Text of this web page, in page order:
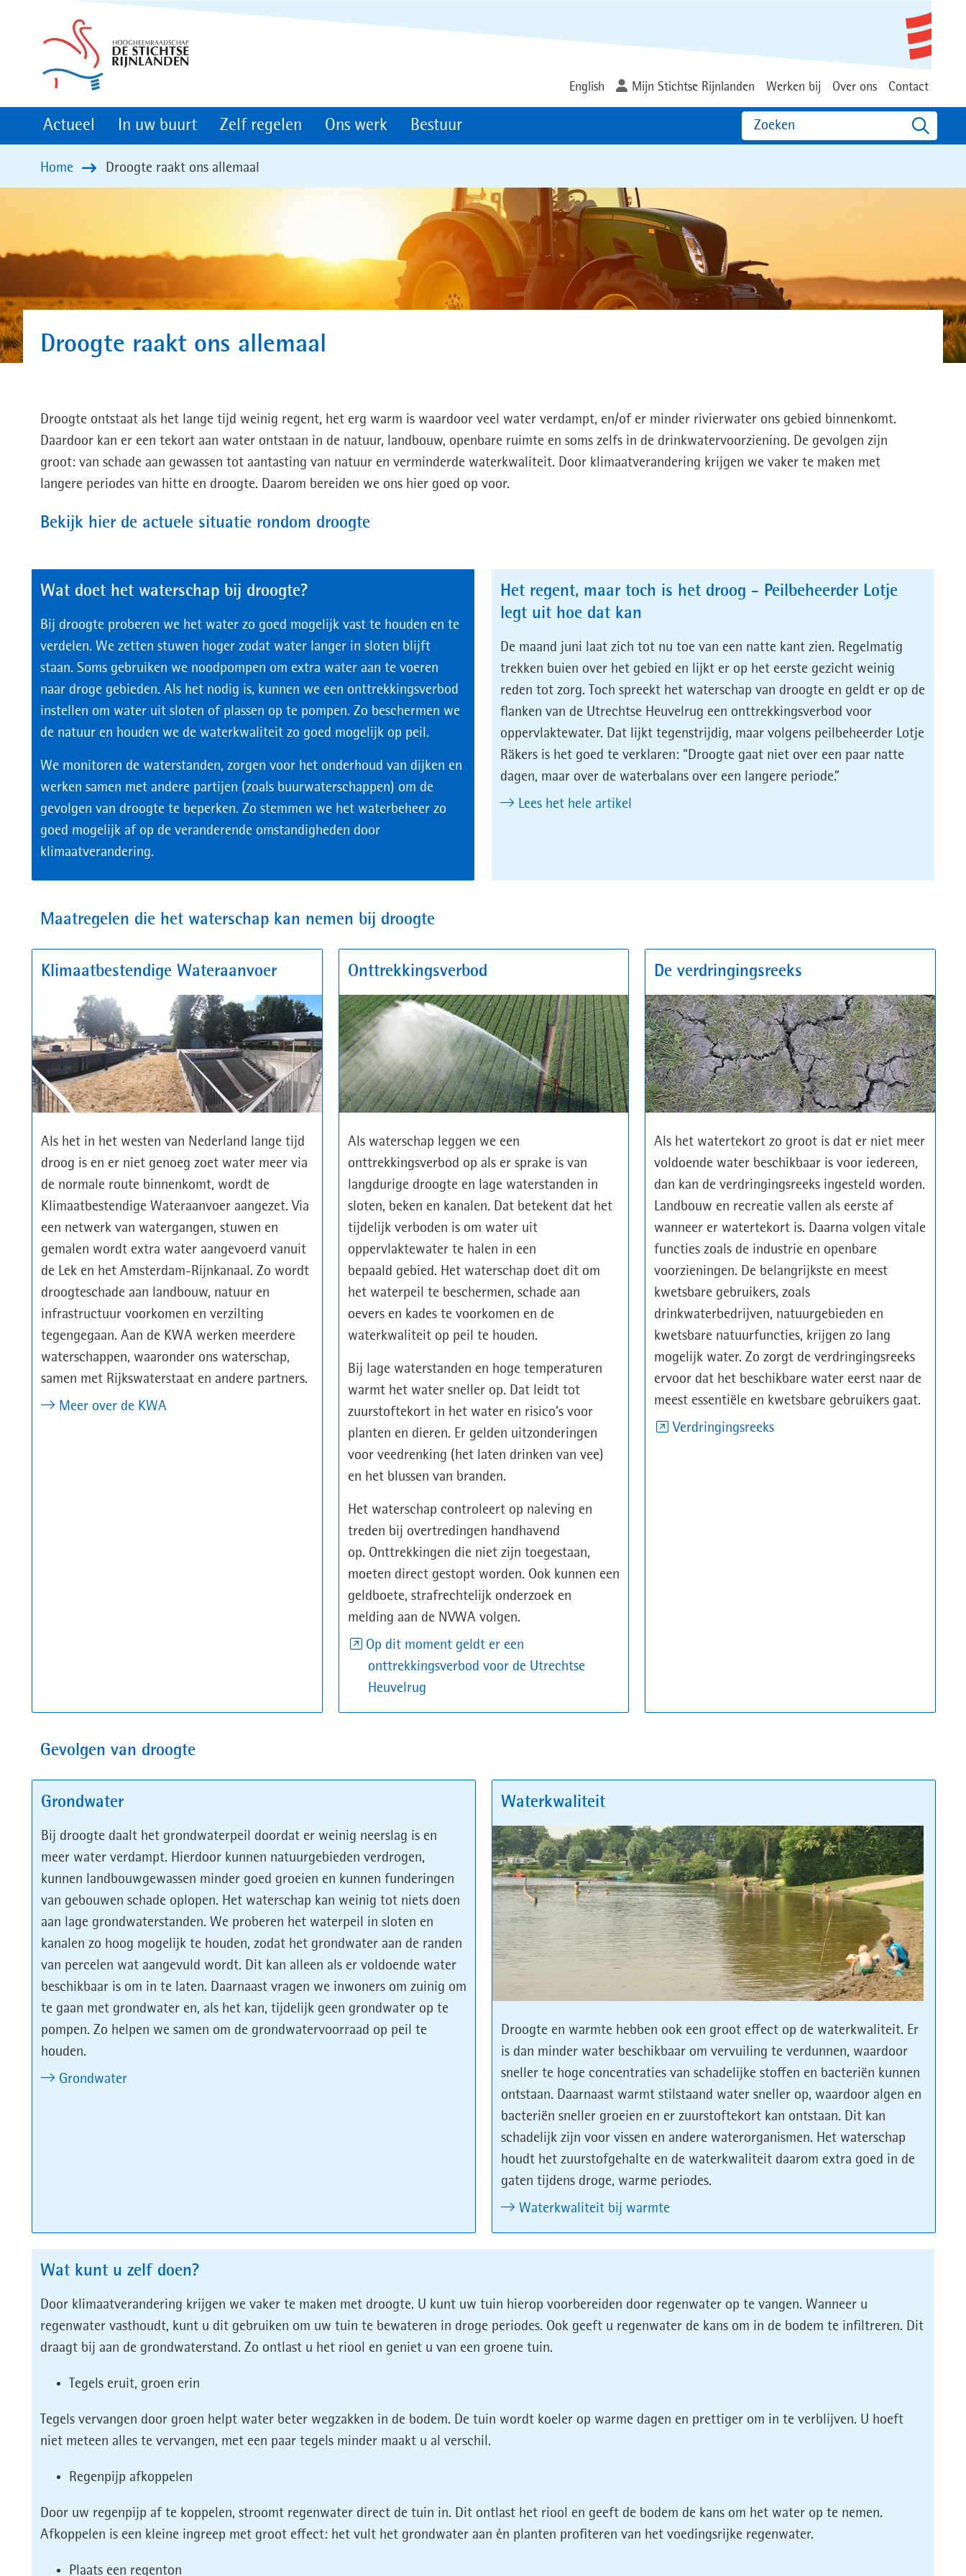
naar
English Mijn Stichtse Rijnlanden Werken bij Over ons Contact
Actueel In uw buurt Zelf regelen Ons werk Bestuur Zoeken
Home Droogte raakt ons allemaal
Droogte raakt ons allemaal
Droogte ontstaat als het lange tijd weinig regent, het erg warm is waardoor veel water verdampt, en/of er minder rivierwater ons gebied binnenkomt.
Daardoor kan er een tekort aan water ontstaan in de natuur, landbouw, openbare ruimte en soms zelfs in de drinkwatervoorziening. De gevolgen zijn
groot: van schade aan gewassen tot aantasting van natuur en verminderde waterkwaliteit. Door klimaatverandering krijgen we vaker te maken met
langere periodes van hitte en droogte. Daarom bereiden we ons hier goed op voor.
Bekijk hier de actuele situatie rondom droogte
Wat doet het waterschap bij droogte?
Bij droogte proberen we het water zo goed mogelijk vast te houden en te
verdelen. We zetten stuwen hoger zodat water langer in sloten blijft
staan. Soms gebruiken we noodpompen om extra water aan te voeren
naar droge gebieden. Als het nodig is, kunnen we een onttrekkingsverbod
instellen om water uit sloten of plassen op te pompen. Zo beschermen we
de natuur en houden we de waterkwaliteit zo goed mogelijk op peil.
We monitoren de waterstanden, zorgen voor het onderhoud van dijken en
werken samen met andere partijen (zoals buurwaterschappen) om de
gevolgen van droogte te beperken. Zo stemmen we het waterbeheer zo
goed mogelijk af op de veranderende omstandigheden door
klimaatverandering.
Het regent, maar toch is het droog - Peilbeheerder Lotje
legt uit hoe dat kan
De maand juni laat zich tot nu toe van een natte kant zien. Regelmatig
trekken buien over het gebied en lijkt er op het eerste gezicht weinig
reden tot zorg. Toch spreekt het waterschap van droogte en geldt er op de
flanken van de Utrechtse Heuvelrug een onttrekkingsverbod voor
oppervlaktewater. Dat lijkt tegenstrijdig, maar volgens peilbeheerder Lotje
Räkers is het goed te verklaren: “Droogte gaat niet over een paar natte
dagen, maar over de waterbalans over een langere periode.”
Lees het hele artikel
Maatregelen die het waterschap kan nemen bij droogte
Klimaatbestendige Wateraanvoer
Als het in het westen van Nederland lange tijd
droog is en er niet genoeg zoet water meer via
de normale route binnenkomt, wordt de
Klimaatbestendige Wateraanvoer aangezet. Via
een netwerk van watergangen, stuwen en
gemalen wordt extra water aangevoerd vanuit
de Lek en het Amsterdam-Rijnkanaal. Zo wordt
droogteschade aan landbouw, natuur en
infrastructuur voorkomen en verzilting
tegengegaan. Aan de KWA werken meerdere
waterschappen, waaronder ons waterschap,
samen met Rijkswaterstaat en andere partners.
Meer over de KWA
Onttrekkingsverbod
Als waterschap leggen we een
onttrekkingsverbod op als er sprake is van
langdurige droogte en lage waterstanden in
sloten, beken en kanalen. Dat betekent dat het
tijdelijk verboden is om water uit
oppervlaktewater te halen in een
bepaald gebied. Het waterschap doet dit om
het waterpeil te beschermen, schade aan
oevers en kades te voorkomen en de
waterkwaliteit op peil te houden.
Bij lage waterstanden en hoge temperaturen
warmt het water sneller op. Dat leidt tot
zuurstoftekort in het water en risico’s voor
planten en dieren. Er gelden uitzonderingen
voor veedrenking (het laten drinken van vee)
en het blussen van branden.
Het waterschap controleert op naleving en
treden bij overtredingen handhavend
op. Onttrekkingen die niet zijn toegestaan,
moeten direct gestopt worden. Ook kunnen een
geldboete, strafrechtelijk onderzoek en
melding aan de NVWA volgen.
Op dit moment geldt er een
onttrekkingsverbod voor de Utrechtse
Heuvelrug(opent
in
De verdringingsreeks
Als het watertekort zo groot is dat er niet meer
voldoende water beschikbaar is voor iedereen,
dan kan de verdringingsreeks ingesteld worden.
Landbouw en recreatie vallen als eerste af
wanneer er watertekort is. Daarna volgen vitale
functies zoals de industrie en openbare
voorzieningen. De belangrijkste en meest
kwetsbare gebruikers, zoals
drinkwaterbedrijven, natuurgebieden en
kwetsbare natuurfuncties, krijgen zo lang
mogelijk water. Zo zorgt de verdringingsreeks
ervoor dat het beschikbare water eerst naar de
meest essentiële en kwetsbare gebruikers gaat.
Verdringingsreeks(opent
Gevolgen van droogte
Grondwater
Bij droogte daalt het grondwaterpeil doordat er weinig neerslag is en
meer water verdampt. Hierdoor kunnen natuurgebieden verdrogen,
kunnen landbouwgewassen minder goed groeien en kunnen funderingen
van gebouwen schade oplopen. Het waterschap kan weinig tot niets doen
aan lage grondwaterstanden. We proberen het waterpeil in sloten en
kanalen zo hoog mogelijk te houden, zodat het grondwater aan de randen
van percelen wat aangevuld wordt. Dit kan alleen als er voldoende water
beschikbaar is om in te laten. Daarnaast vragen we inwoners om zuinig om
te gaan met grondwater en, als het kan, tijdelijk geen grondwater op te
pompen. Zo helpen we samen om de grondwatervoorraad op peil te
houden.
Grondwater
Waterkwaliteit
Droogte en warmte hebben ook een groot effect op de waterkwaliteit. Er
is dan minder water beschikbaar om vervuiling te verdunnen, waardoor
sneller te hoge concentraties van schadelijke stoffen en bacteriën kunnen
ontstaan. Daarnaast warmt stilstaand water sneller op, waardoor algen en
bacteriën sneller groeien en er zuurstoftekort kan ontstaan. Dit kan
schadelijk zijn voor vissen en andere waterorganismen. Het waterschap
houdt het zuurstofgehalte en de waterkwaliteit daarom extra goed in de
gaten tijdens droge, warme periodes.
Waterkwaliteit bij warmte
Wat kunt u zelf doen?
Door klimaatverandering krijgen we vaker te maken met droogte. U kunt uw tuin hierop voorbereiden door regenwater op te vangen. Wanneer u
regenwater vasthoudt, kunt u dit gebruiken om uw tuin te bewateren in droge periodes. Ook geeft u regenwater de kans om in de bodem te infiltreren. Dit
draagt bij aan de grondwaterstand. Zo ontlast u het riool en geniet u van een groene tuin.
Tegels eruit, groen erin
Tegels vervangen door groen helpt water beter wegzakken in de bodem. De tuin wordt koeler op warme dagen en prettiger om in te verblijven. U hoeft
niet meteen alles te vervangen, met een paar tegels minder maakt u al verschil.
Regenpijp afkoppelen
Door uw regenpijp af te koppelen, stroomt regenwater direct de tuin in. Dit ontlast het riool en geeft de bodem de kans om het water op te nemen.
Afkoppelen is een kleine ingreep met groot effect: het vult het grondwater aan én planten profiteren van het voedingsrijke regenwater.
Plaats een regenton